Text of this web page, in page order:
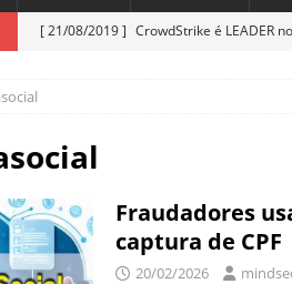
[ 21/08/2019 ] CrowdStrike é LEADER
industriais
NOTÍCIAS
[ 06/08/2026 ]
Falsas promessas de
Fraudadores
captura de CPF
20/02/2026